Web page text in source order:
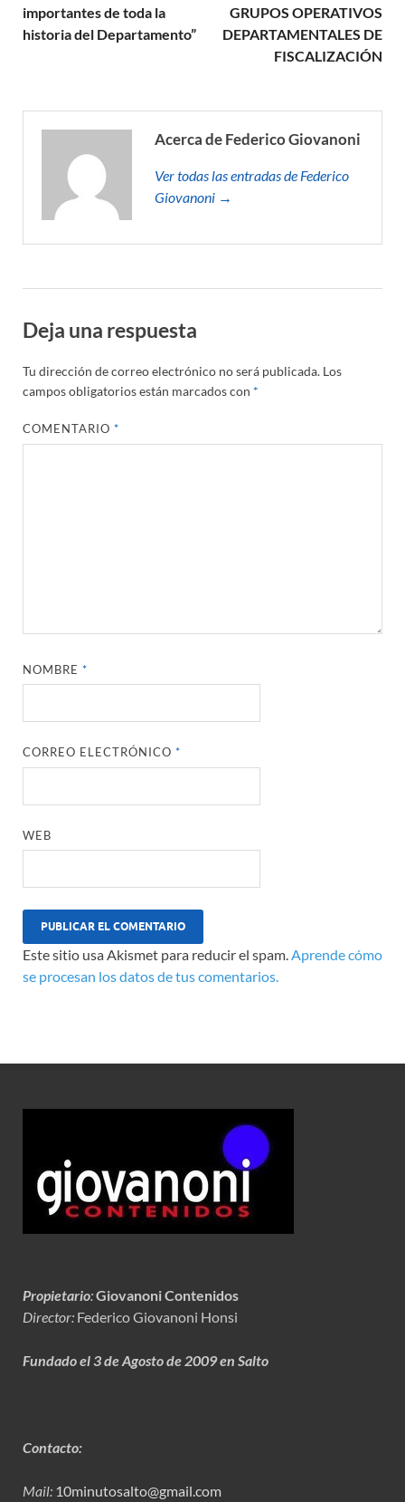
importantes de toda la
historia del Departamento”
GRUPOS OPERATIVOS
DEPARTAMENTALES DE
FISCALIZACIÓN
Acerca de Federico Giovanoni
Ver todas las entradas de Federico
Giovanoni →
Deja una respuesta
Tu dirección de correo electrónico no será publicada. Los
campos obligatorios están marcados con *
COMENTARIO*
NOMBRE*
CORREO ELECTRÓNICO*
WEB
Este sitio usa Akismet para reducir el spam.Aprende cómo
se procesan los datos de tus comentarios.
Propietario:Giovanoni Contenidos
Director: Federico Giovanoni Honsi
Fundado el 3 de Agosto de 2009 en Salto
Contacto:
Mail: 10minutosalto@gmail.com